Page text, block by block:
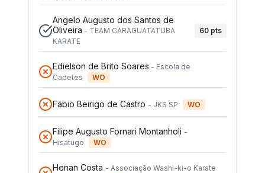
Angelo Augusto dos Santos de
Oliveira - TEAM CARAGUATATUBA
KARATE
60 pts
Edielson de Brito Soares - Escola de
Cadetes
WO
Fábio Beirigo de Castro - JKS SP WO
Filipe Augusto Fornari Montanholi -
Hisatugo
WO
Henan Costa - Associação Washi-ki-o Karate